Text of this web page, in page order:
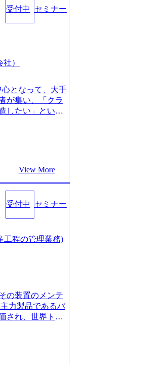
受付中 セミナー
）
となって、大手
が集い、「クラ
したい」という
に最先端テクノ
らゆる業種・業
定、組織改革、
の由来は”DXエ
領域にX（クロ
されていたが、
ック、製造業、
ンプール制では
みたい方でも、
our-vision-pr
pu
ou
62c9-4258-aa0
みを持つITコン
ルタントが集う
たはグループ会
View More
受付中 セミナー
工程の管理業務)
の装置のメンテ
力製品であるバ
され、世界トッ
話 Vision:夢を
IoT社会の浸透、
伴い半導体製造